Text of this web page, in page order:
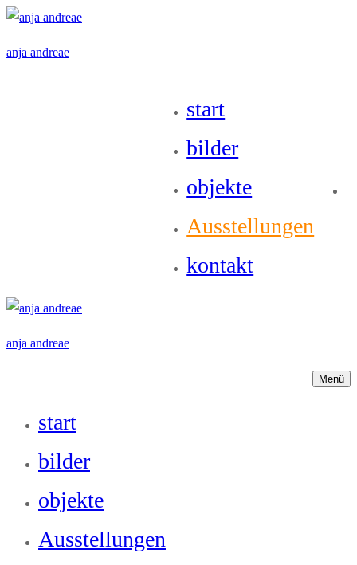
Zum
springen
Menü
Schließen
anja andreae
start
bilder
objekte
Ausstellungen
kontakt
anja andreae
Menü
start
bilder
objekte
Ausstellungen